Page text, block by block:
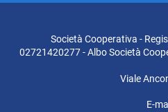
Società Cooperativa -
02721420277 - Albo Società
Viale
E-